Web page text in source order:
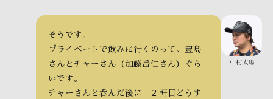
中村太陽
そうです。
プライベートで飲みに行くのって、豊島
さんとチャーさん（加藤岳仁さん）ぐら
いです。
チャーさんと呑んだ後に「２軒目どうす